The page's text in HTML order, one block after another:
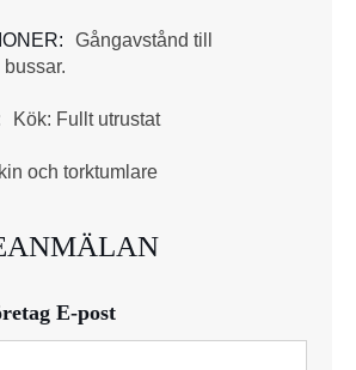
Gångavstånd till
Kök: Fullt utrustat
och torktumlare
E-post